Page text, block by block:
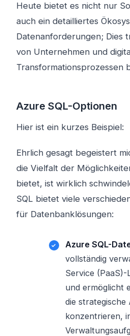
Heute bietet es nicht nur
auch ein detailliertes
Datenanforderungen; Dies
von Unternehmen und
Transformationsprozessen
Azure SQL-Optionen
Hier ist ein kurzes Beispiel:
Ehrlich gesagt begeistert
die Vielfalt der
bietet, ist wirklich
SQL bietet viele
für Datenbanklösungen:
Azure SQL-
vollständig
Service (PaaS)-
und ermöglicht
die strategische
konzentrieren,